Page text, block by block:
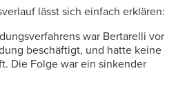
lässt sich einfach erklären:
war Bertarelli vor
beschäftigt, und hatte keine
Die Folge war ein sinkender